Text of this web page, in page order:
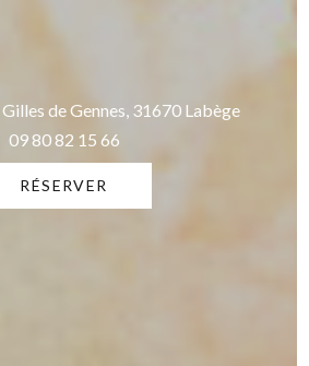
de Gennes, 31670 Labège
09 80 82 15 66
RÉSERVER